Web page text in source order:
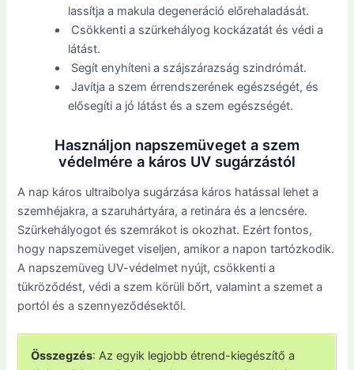
lassítja a makula degeneráció előrehaladását.
Csökkenti a szürkehályog kockázatát és védi a
látást.
Segít enyhíteni a szájszárazság szindrómát.
Javítja a szem érrendszerének egészségét, és
elősegíti a jó látást és a szem egészségét.
Használjon napszemüveget a szem
védelmére a káros UV sugárzástól
A nap káros ultraibolya sugárzása káros hatással lehet a
szemhéjakra, a szaruhártyára, a retinára és a lencsére.
Szürkehályogot és szemrákot is okozhat. Ezért fontos,
hogy napszemüveget viseljen, amikor a napon tartózkodik.
A napszemüveg UV-védelmet nyújt, csökkenti a
tükröződést, védi a szem körüli bőrt, valamint a szemet a
portól és a szennyeződésektől.
Összegzés: Az egyik legjobb étrend-kiegészítő a